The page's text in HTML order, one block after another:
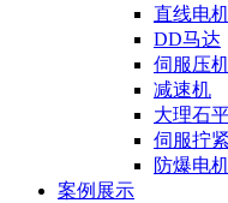
直线电
DD马达
伺服压
减速机
大理石
伺服拧
防爆电
案例展示